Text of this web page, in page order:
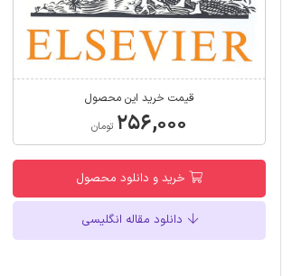
قیمت خرید این محصول
۲۵۶,۰۰۰ تومان
خرید و دانلود محصول
دانلود مقاله انگلیسی